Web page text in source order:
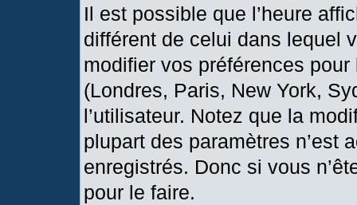
Il est possible que l’heure
différent de celui dans lequel
modifier vos préférences
(Londres, Paris, New York,
l’utilisateur. Notez que la
plupart des paramètres n’est
enregistrés. Donc si vous
pour le faire.